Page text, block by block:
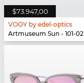
$73.947,00
VOOY by edel-optics
Artmuseum Sun - 101-02